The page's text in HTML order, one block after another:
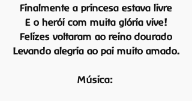
Finalmente a princesa estava livre
E o herói com muita glória vive!
Felizes voltaram ao reino dourado
Levando alegria ao pai muito amado.
Música: